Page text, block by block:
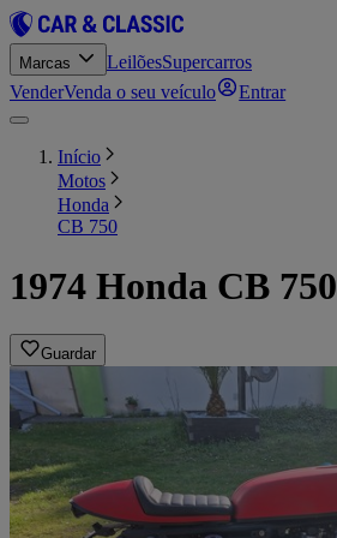
Marcas LeilõesSupercarros
VenderVenda o seu veículo Entrar
Início
Motos
Honda
CB 750
1974 Honda CB 750
Guardar